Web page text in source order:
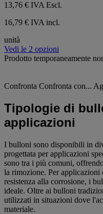
13,76 € IVA Escl.
16,79 € IVA incl.
unità
Vedi le 2 opzioni
Prodotto temporaneamente
Confronta Confronta con...
Tipologie di
applicazioni
I bulloni sono disponibili in
progettata per applicazioni
sono tra i più comuni,
la rimozione. Per applicazioni
resistenza alla corrosione, i
ideale. Oltre ai bulloni
utilizzati in situazioni dove
materiale.